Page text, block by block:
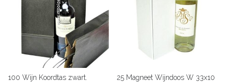
100 Wijn Koordtas zwart.
25 Magneet Wijndoos W 33x10